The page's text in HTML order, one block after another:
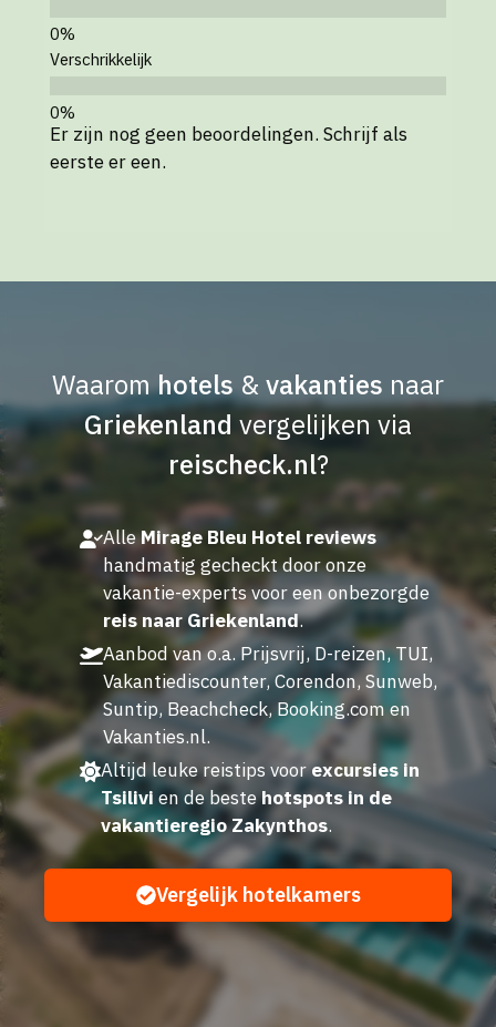
Verschrikkelijk
Er zijn nog geen beoordelingen. Schrijf als
eerste er een.
Waaromhotels & vakanties naar
Griekenland vergelijken via
reischeck.nl?
AlleMirage Bleu Hotel reviews
handmatig gecheckt door onze
vakantie-experts voor een onbezorgde
reis naar Griekenland.
Aanbod van o.a. Prijsvrij, D-reizen, TUI,
Vakantiediscounter, Corendon, Sunweb,
Suntip, Beachcheck, Booking.com en
Vakanties.nl.
Altijd leuke reistips voorexcursies in
Tsilivi en de bestehotspots in de
vakantieregio Zakynthos.
Vergelijk hotelkamers